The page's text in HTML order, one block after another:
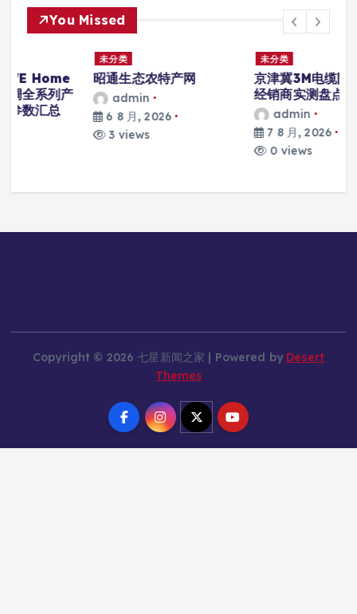
You Missed
京津冀3M电缆附件一级
经销商实测盘点
admin
7 8 月, 2026
燕郊泌尿外科靠谱医生推
荐：燕达医院杨云波主任
微创诊疗实力盘点
7 8 月, 2026
Copyright © 2026 七星新闻之家 | Powered by Desert
Themes